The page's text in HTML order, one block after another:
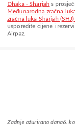
Dhaka - Sharjah s
Međunarodna zračna
zračna luka Sharjah (SHJ)
usporedite cijene i
Airpaz.
Zadnje ažurirano dana6.